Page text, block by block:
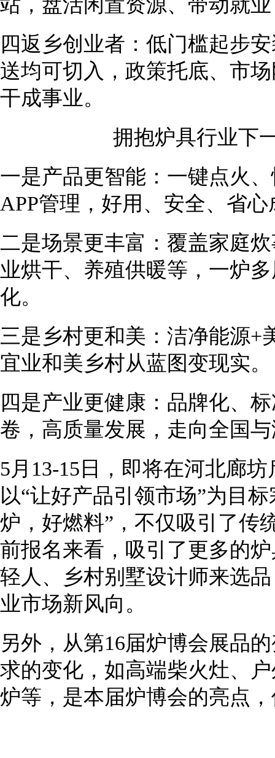
站，盘活闲置资源、带动就
四返乡创业者：低门槛起步
送均可切入，政策托底、市
干成事业。
拥抱炉具行业下
一是产品更智能：一键点火
APP管理，好用、安全、省
二是场景更丰富：覆盖家庭
业烘干、养殖供暖等，一炉
化。
三是乡村更和美：洁净能源+
宜业和美乡村从蓝图变现实。
四是产业更健康：品牌化、
卷，高质量发展，走向全国
5月13-15日，即将在河北廊坊
以“让好产品引领市场”为目
炉，好燃料”，不仅吸引了传
前报名来看，吸引了更多的
轻人、乡村别墅设计师来选
业市场新风向。
另外，从第16届炉博会展品
求的变化，如高端柴火灶、
炉等，是本届炉博会的亮点